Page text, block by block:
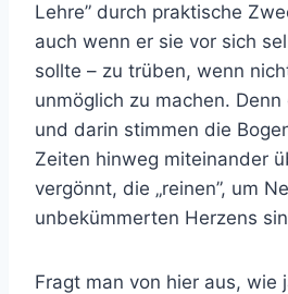
Lehre” durch praktische
auch wenn er sie vor sich
sollte – zu trüben, wenn
unmöglich zu machen.
und darin stimmen die
Zeiten hinweg miteinander
vergönnt, die „reinen”, um
unbekümmerten Herzens
Fragt man von hier aus, wie